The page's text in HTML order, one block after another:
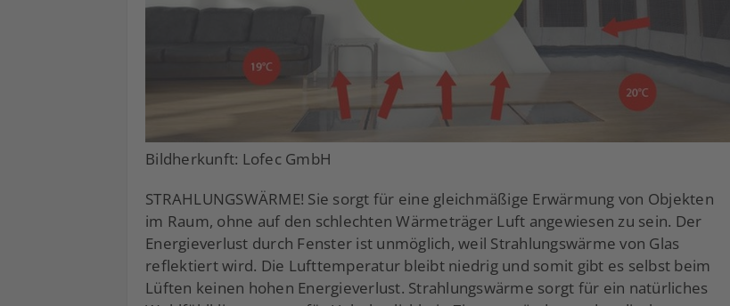
Bildherkunft: Lofec GmbH
STRAHLUNGSWÄRME! Sie sorgt für eine gleichmäßige Erwärmung von Objekten
im Raum, ohne auf den schlechten Wärmeträger Luft angewiesen zu sein. Der
Energieverlust durch Fenster ist unmöglich, weil Strahlungswärme von Glas
reflektiert wird. Die Lufttemperatur bleibt niedrig und somit gibt es selbst beim
Lüften keinen hohen Energieverlust. Strahlungswärme sorgt für ein natürliches